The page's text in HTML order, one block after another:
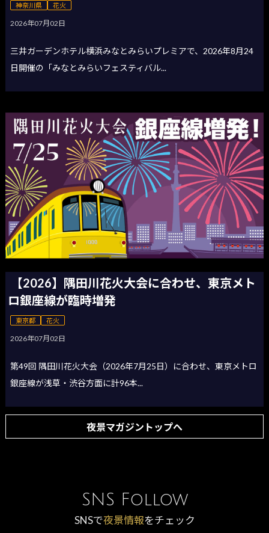
神奈川県 花火
2026年07月02日
三井ガーデンホテル横浜みなとみらいプレミアで、2026年8月24
日開催の「みなとみらいフェスティバル...
【2026】隅田川花火大会に合わせ、東京メト
ロ銀座線が臨時増発
東京都 花火
2026年07月02日
第49回 隅田川花火大会（2026年7月25日）に合わせ、東京メトロ
銀座線が浅草・渋谷方面に計96本...
夜景マガジントップへ
SNS Follow
SNSで夜景情報をチェック